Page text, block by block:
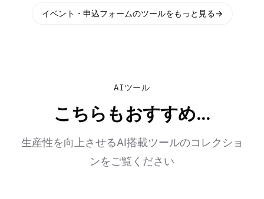
イベント・申込フォームのツールをもっと見る→
AIツール
こちらもおすすめ...
生産性を向上させるAI搭載ツールのコレクショ
ンをご覧ください